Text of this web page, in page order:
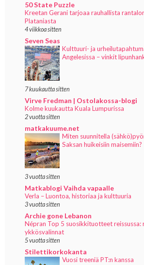
50 State Puzzle
Kreetan Gerani tarjoaa rauhallista
Plataniasta
4 viikkoa sitten
Seven Seas
Kulttuuri- ja
Angelesissa – vinkit
7 kuukautta sitten
Virve Fredman | Ostolakossa-blogi
Kolme kuukautta Kuala Lumpurissa
2 vuotta sitten
matkakuume.net
Miten suunnitella
Saksan huikeisiin maisemiin?
3 vuotta sitten
Matkablogi Vaihda vapaalle
Verla – Luontoa, historiaa ja kulttuuria
3 vuotta sitten
Archie gone Lebanon
Népran Top 5 suosikkituotteet reissussa:
ykkösvalinnat
5 vuotta sitten
Stilettikorkokanta
Vuosi treeniä PT:n kanssa